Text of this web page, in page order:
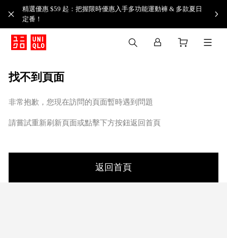
精選優惠 $59 起：把握限時優惠入手多功能運動褲 & 多款夏日
定番！​
找不到頁面
非常抱歉，您現在訪問的頁面暫時遇到問題
請嘗試重新刷新頁面或點擊下方按鈕返回首頁
返回首頁